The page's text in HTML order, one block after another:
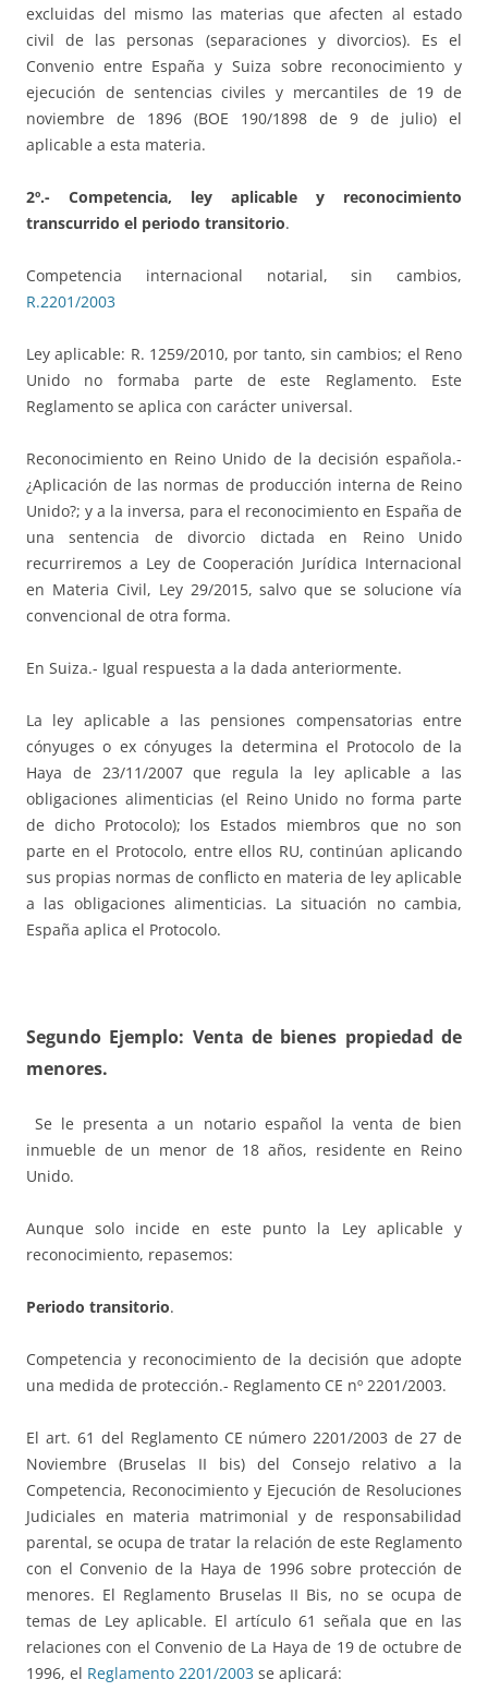
excluidas del mismo las materias que afecten al estado
civil de las personas (separaciones y divorcios). Es el
Convenio entre España y Suiza sobre reconocimiento y
ejecución de sentencias civiles y mercantiles de 19 de
noviembre de 1896 (BOE 190/1898 de 9 de julio) el
aplicable a esta materia.
2º.- Competencia, ley aplicable y reconocimiento
transcurrido el periodo transitorio.
Competencia internacional notarial, sin cambios,
R.2201/2003
Ley aplicable: R. 1259/2010, por tanto, sin cambios; el Reno
Unido no formaba parte de este Reglamento. Este
Reglamento se aplica con carácter universal.
Reconocimiento en Reino Unido de la decisión española.-
¿Aplicación de las normas de producción interna de Reino
Unido?; y a la inversa, para el reconocimiento en España de
una sentencia de divorcio dictada en Reino Unido
recurriremos a Ley de Cooperación Jurídica Internacional
en Materia Civil, Ley 29/2015, salvo que se solucione vía
convencional de otra forma.
En Suiza.- Igual respuesta a la dada anteriormente.
La ley aplicable a las pensiones compensatorias entre
cónyuges o ex cónyuges la determina el Protocolo de la
Haya de 23/11/2007 que regula la ley aplicable a las
obligaciones alimenticias (el Reino Unido no forma parte
de dicho Protocolo); los Estados miembros que no son
parte en el Protocolo, entre ellos RU, continúan aplicando
sus propias normas de conflicto en materia de ley aplicable
a las obligaciones alimenticias. La situación no cambia,
España aplica el Protocolo.
Segundo Ejemplo: Venta de bienes propiedad de
menores.
Se le presenta a un notario español la venta de bien
inmueble de un menor de 18 años, residente en Reino
Unido.
Aunque solo incide en este punto la Ley aplicable y
reconocimiento, repasemos:
Periodo transitorio.
Competencia y reconocimiento de la decisión que adopte
una medida de protección.- Reglamento CE nº 2201/2003.
El art. 61 del Reglamento CE número 2201/2003 de 27 de
Noviembre (Bruselas II bis) del Consejo relativo a la
Competencia, Reconocimiento y Ejecución de Resoluciones
Judiciales en materia matrimonial y de responsabilidad
parental, se ocupa de tratar la relación de este Reglamento
con el Convenio de la Haya de 1996 sobre protección de
menores. El Reglamento Bruselas II Bis, no se ocupa de
temas de Ley aplicable. El artículo 61 señala que en las
relaciones con el Convenio de La Haya de 19 de octubre de
1996, el Reglamento 2201/2003 se aplicará: